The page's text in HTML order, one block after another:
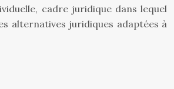
cadre juridique dans lequel
alternatives juridiques adaptées à